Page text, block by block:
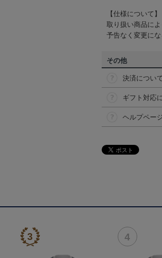
【仕様について】
取り扱い商品に
予告なく変更にな
その他
決済について
ギフト対応
ヘルプペー